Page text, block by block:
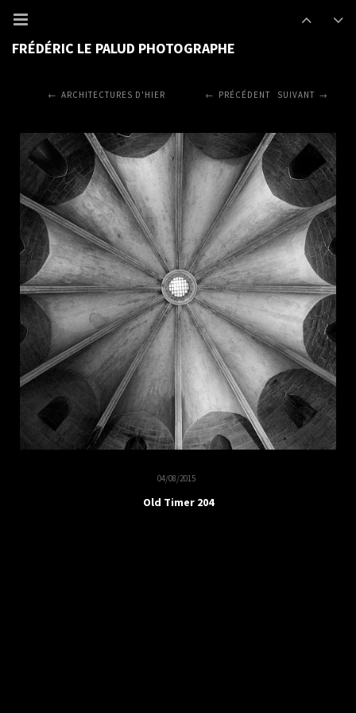
FRÉDÉRIC LE PALUD PHOTOGRAPHE
PRÉCÉDENT SUIVANT
ARCHITECTURES D'HIER
04/08/2015
Old Timer 204